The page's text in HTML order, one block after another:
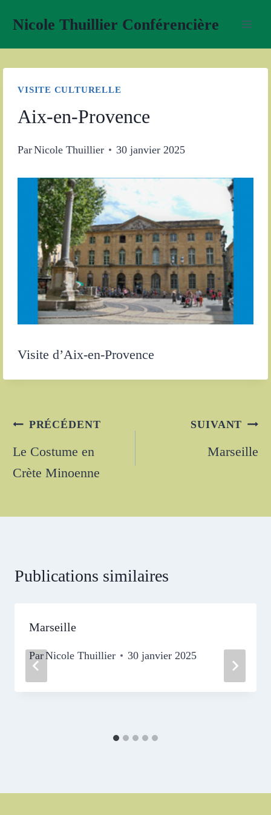
contenu
Nicole Thuillier Conférencière
VISITE CULTURELLE
Aix-en-Provence
ParNicole Thuillier 30 janvier 2025
Visite d’Aix-en-Provence
Navigation
de
l’article
PRÉCÉDENT
Le Costume en
Crète Minoenne
SUIVANT
Marseille
Publications similaires
Marseille
ParNicole Thuillier 30 janvier 2025